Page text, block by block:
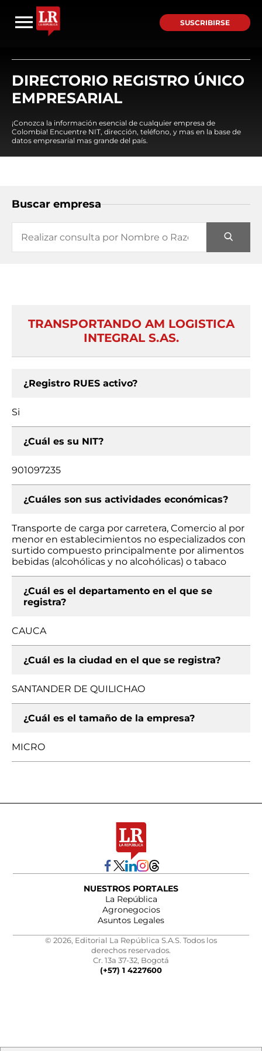
SUSCRIBIRSE
DIRECTORIO REGISTRO ÚNICO
EMPRESARIAL
¡Conozca la información esencial de cualquier empresa de
Colombia! Encuentre NIT, dirección, teléfono, y mas en la base de
datos empresarial mas grande del país.
Buscar empresa
TRANSPORTANDO AM LOGISTICA
INTEGRAL S.AS.
¿Registro RUES activo?
Si
¿Cuál es su NIT?
901097235
¿Cuáles son sus actividades económicas?
Transporte de carga por carretera, Comercio al por
menor en establecimientos no especializados con
surtido compuesto principalmente por alimentos
bebidas (alcohólicas y no alcohólicas) o tabaco
¿Cuál es el departamento en el que se
registra?
CAUCA
¿Cuál es la ciudad en el que se registra?
SANTANDER DE QUILICHAO
¿Cuál es el tamaño de la empresa?
MICRO
NUESTROS PORTALES
La República
Agronegocios
Asuntos Legales
© 2026, Editorial La República S.A.S. Todos los
derechos reservados.
Cr. 13a 37-32, Bogotá
(+57) 1 4227600